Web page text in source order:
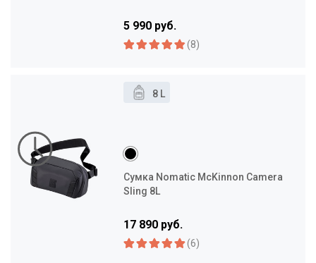
5 990 руб.
(8)
8 L
Сумка Nomatic McKinnon Camera
Sling 8L
17 890 руб.
(6)